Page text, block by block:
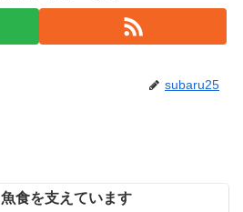
subaru25
魚食を支えています